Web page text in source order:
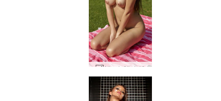
Alisa krūtinė #9